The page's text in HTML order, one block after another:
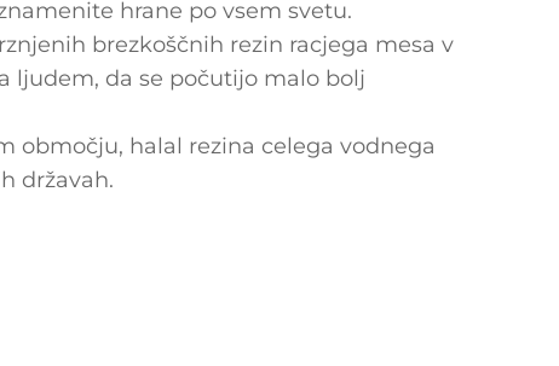
hrane po vsem svetu.
brezkoščnih rezin racjega mesa v
ljudem, da se počutijo malo bolj
območju, halal rezina celega vodnega
državah.